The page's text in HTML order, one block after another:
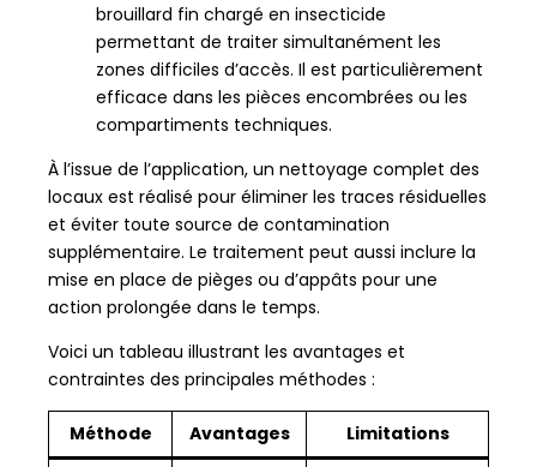
brouillard fin chargé en insecticide
permettant de traiter simultanément les
zones difficiles d’accès. Il est particulièrement
efficace dans les pièces encombrées ou les
compartiments techniques.
À l’issue de l’application, un nettoyage complet des
locaux est réalisé pour éliminer les traces résiduelles
et éviter toute source de contamination
supplémentaire. Le traitement peut aussi inclure la
mise en place de pièges ou d’appâts pour une
action prolongée dans le temps.
Voici un tableau illustrant les avantages et
contraintes des principales méthodes :
Méthode Avantages Limitations